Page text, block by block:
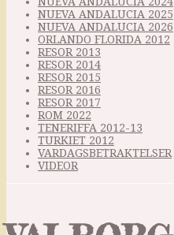
NUEVA ANDALUCIA 2025
NUEVA ANDALUCIA 2026
ORLANDO FLORIDA 2012
RESOR 2013
RESOR 2014
RESOR 2015
RESOR 2016
RESOR 2017
ROM 2022
TENERIFFA 2012-13
TURKIET 2012
VARDAGSBETRAKTELSER
VIDEOR